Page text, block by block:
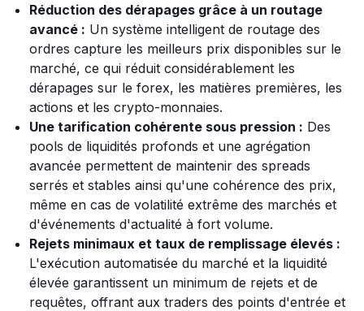
Réduction des dérapages grâce à un routage
avancé : Un système intelligent de routage des
ordres capture les meilleurs prix disponibles sur le
marché, ce qui réduit considérablement les
dérapages sur le forex, les matières premières, les
actions et les crypto-monnaies.
Une tarification cohérente sous pression : Des
pools de liquidités profonds et une agrégation
avancée permettent de maintenir des spreads
serrés et stables ainsi qu'une cohérence des prix,
même en cas de volatilité extrême des marchés et
d'événements d'actualité à fort volume.
Rejets minimaux et taux de remplissage élevés :
L'exécution automatisée du marché et la liquidité
élevée garantissent un minimum de rejets et de
requêtes, offrant aux traders des points d'entrée et